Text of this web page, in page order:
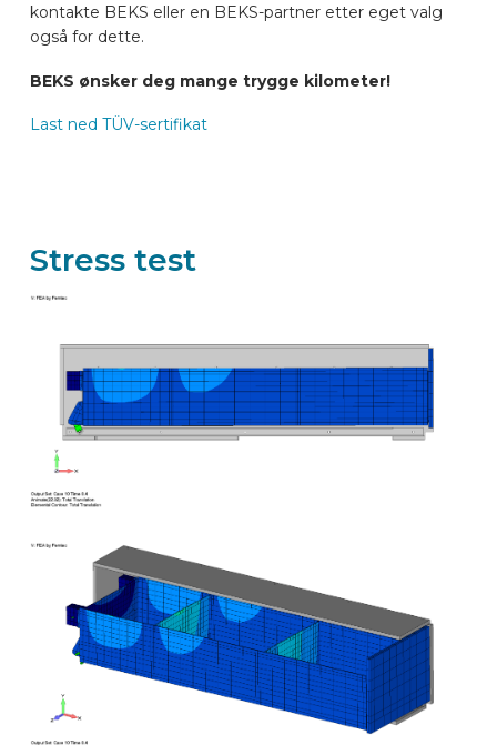
kontakte BEKS eller en BEKS-partner etter eget valg
også for dette.
BEKS ønsker deg mange trygge kilometer!
Last ned TÜV-sertifikat
Stress test